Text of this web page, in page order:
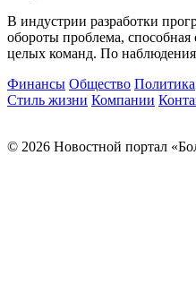
В индустрии разработки
обороты проблема, способная
целых команд. По
Финансы Общество Политика
Стиль жизни Компании
© 2026 Новостной портал